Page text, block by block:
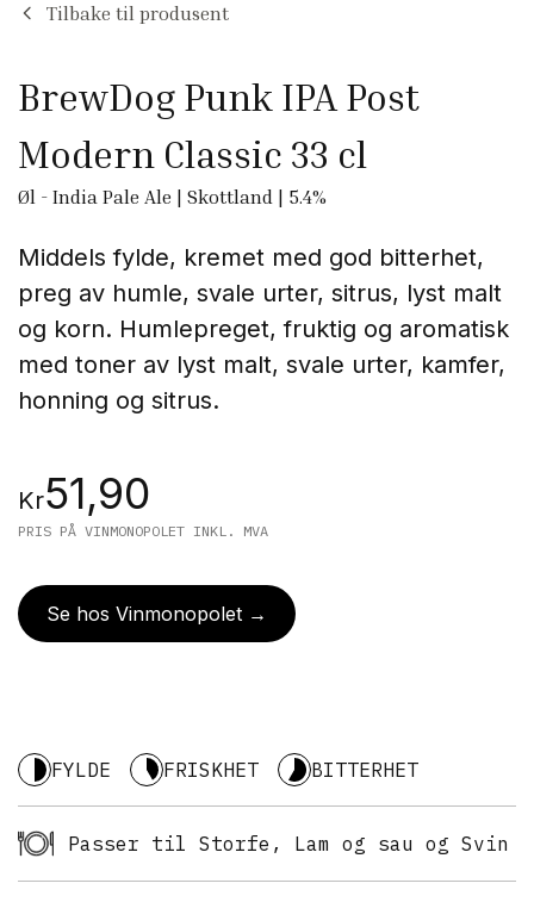
Tilbake til produsent
BrewDog Punk IPA Post
Modern Classic 33 cl
Øl - India Pale Ale | Skottland | 5.4%
Middels fylde, kremet med god bitterhet,
preg av humle, svale urter, sitrus, lyst malt
og korn. Humlepreget, fruktig og aromatisk
med toner av lyst malt, svale urter, kamfer,
honning og sitrus.
Kr51,90
PRIS PÅ VINMONOPOLET INKL. MVA
Se hos Vinmonopolet →
FYLDE FRISKHET BITTERHET
Passer til Storfe, Lam og sau og Svin